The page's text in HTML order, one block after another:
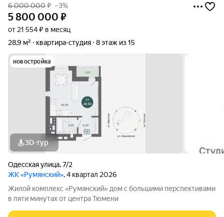
6 000 000₽ –3%
5 800 000 ₽
от 21 554 ₽ в месяц
28,9 м²
квартира-студия 8 этаж из 15
новостройка
3D-тур
Одесская улица,7/2
ЖК «Румянский», 4 квартал 2026
Жилой комплекс «Румянский» дом с большими перспективами
в пяти минутах от центра Тюмени